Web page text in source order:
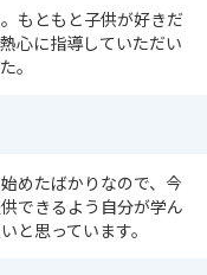
もともと子供が好きだ
心に指導していただい
。
めたばかりなので、今
できるよう自分が学ん
と思っています。